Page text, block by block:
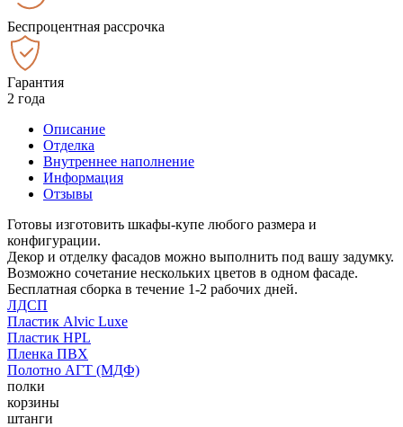
Беспроцентная рассрочка
Гарантия
2 года
Описание
Отделка
Внутреннее наполнение
Информация
Отзывы
Готовы изготовить шкафы-купе любого размера и
конфигурации.
Декор и отделку фасадов можно выполнить под вашу задумку.
Возможно сочетание нескольких цветов в одном фасаде.
Бесплатная сборка в течение 1-2 рабочих дней.
ЛДСП
Пластик Alvic Luxe
Пластик HPL
Пленка ПВХ
Полотно АГТ (МДФ)
полки
корзины
штанги